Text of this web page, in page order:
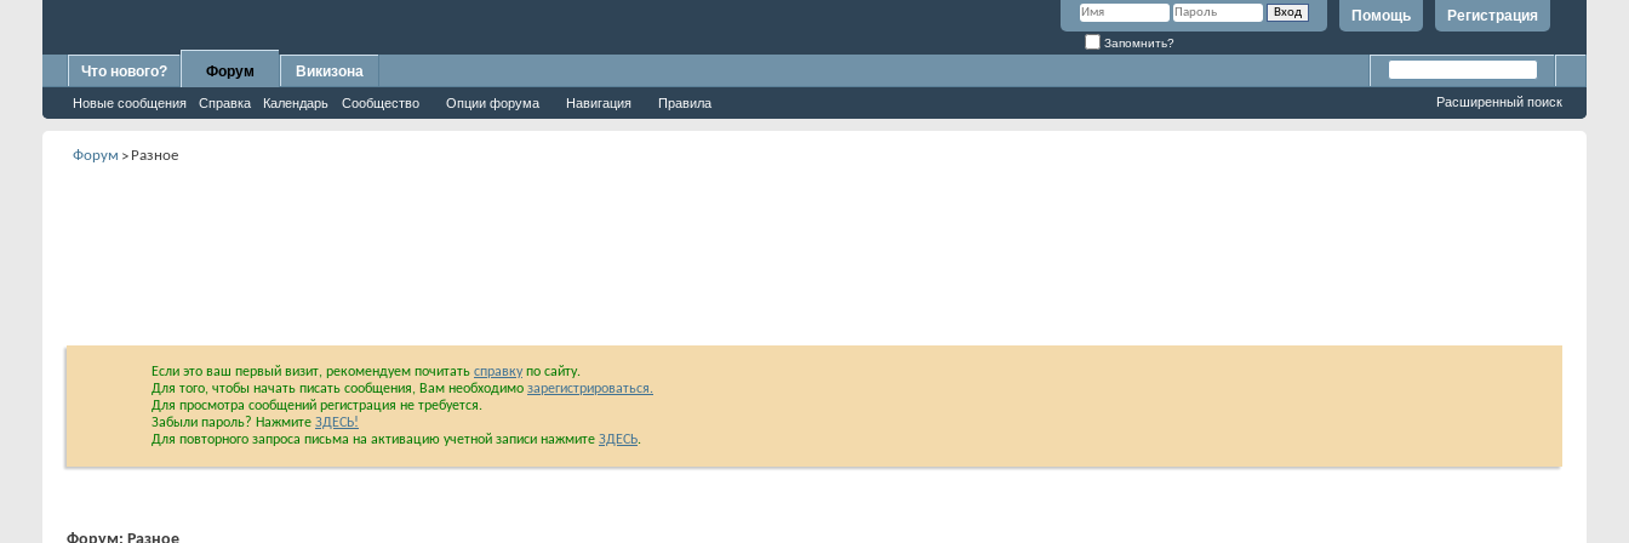
Регистрация
Помощь
Запомнить?
Что нового? Форум
Новые сообщения Справка Календарь Сообщество Опции форума Навигация Правила
Викизона
Расширенный поиск
Форум > Разное
Если это ваш первый визит, рекомендуем почитать справкупо сайту.
Для того, чтобы начать писать сообщения, Вам необходимо зарегистрироваться.
Для просмотра сообщений регистрация не требуется.
Забыли пароль? Нажмите ЗДЕСЬ!
Для повторного запроса письма на активацию учетной записи нажмите ЗДЕСЬ.